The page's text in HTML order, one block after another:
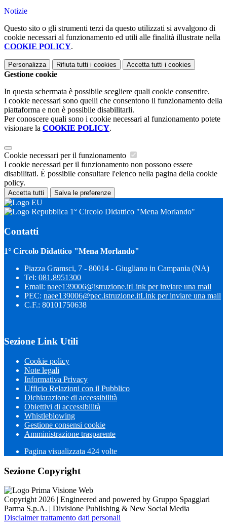
Notizie
Questo sito o gli strumenti terzi da questo utilizzati si avvalgono di
cookie necessari al funzionamento ed utili alle finalità illustrate nella
COOKIE POLICY.
Personalizza Rifiuta tutti i cookies Accetta tutti i cookies
Gestione cookie
In questa schermata è possibile scegliere quali cookie consentire.
I cookie necessari sono quelli che consentono il funzionamento della
piattaforma e non è possibile disabilitarli.
Per conoscere quali sono i cookie necessari al funzionamento potete
visionare la COOKIE POLICY.
Cookie necessari per il funzionamento
I cookie necessari per il funzionamento non possono essere
disabilitati. È possibile consultare l'elenco nella pagina della cookie
policy.
Accetta tutti Salva le preferenze
1° Circolo Didattico "Mena Morlando"
Contatti
1° Circolo Didattico "Mena Morlando"
Piazza Gramsci, 7 - 80014 - Giugliano in Campania (NA)
Tel: 081.8951300
Email: naee139006@istruzione.itLink per inviare una mail
PEC: naee139006@pec.istruzione.itLink per inviare una mail
C.F.: 80101750638
Sezione Link Utili
Cookie policy
Note legali
Informativa Privacy
Ufficio Relazioni con il Pubblico
Dichiarazione di accessibilità
Obiettivi di accessibilità
Whistleblowing
Gestione consensi cookie
Amministrazione trasparente
Pagina visualizzata 424 volte
Sezione Copyright
Copyright 2026 | Engineered and powered by Gruppo Spaggiari
Parma S.p.A. | Divisione Publishing & New Social Media
Disclaimer trattamento dati personali